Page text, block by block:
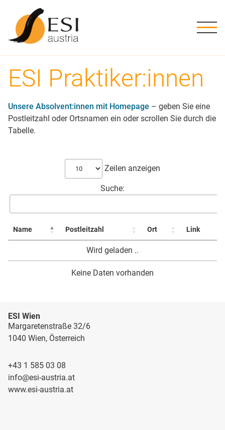
ESI Praktiker:innen
Unsere Absolvent:innen mit Homepage – geben Sie eine
Postleitzahl oder Ortsnamen ein oder scrollen Sie durch die
Tabelle.
Zeilen anzeigen
Suche:
Name Postleitzahl Ort Link
Wird geladen ..
Keine Daten vorhanden
ESI Wien
Margaretenstraße 32/6
1040 Wien, Österreich
+43 1 585 03 08
info@esi-austria.at
www.esi-austria.at
Kursstufen
Stufe 1
Stufe 3
Stufe 4
Grundwissen
Tutorien
Prüfungstermine
Informationen
Shiatsu Ausbildung in Österreich
Info-Abende
Förderungen
Geschichte
Tätigkeitsfelder
Literatur
Die Schule
ESI Austria
ESI Austria Team
Kursorte
Downloads
ESI Praktiker:innen
Nice to know